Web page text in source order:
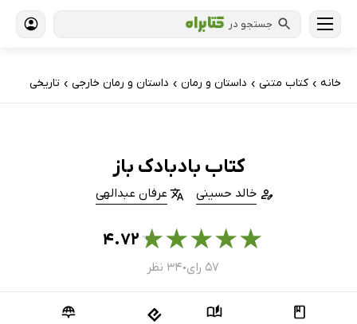
جستجو در
خانه › کتاب‌ متنی › داستان و رمان › داستان و رمان خارجی › تاریخی
کتاب بادبادک باز
خالد حسینی عرفان عبدالهی
★
★
★
★
★۴.۷۲
۵۷ رای ● ۳۴ نظر